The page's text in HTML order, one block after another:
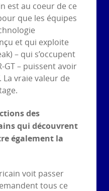
est au coeur de ce
que les équipes
et qui exploite
– qui s’occupent
GT – puissent avoir
vraie valeur de
des
qui découvrent
également la
voit passer
tous ce